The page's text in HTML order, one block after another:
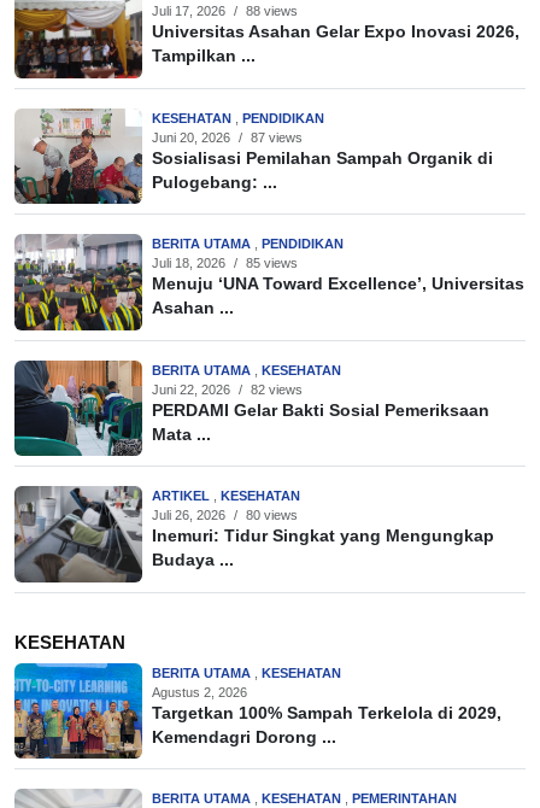
Juli 17, 2026 / 88 views
Universitas Asahan Gelar Expo Inovasi 2026,
Tampilkan ...
KESEHATAN
PENDIDIKAN
Juni 20, 2026 / 87 views
Sosialisasi Pemilahan Sampah Organik di
Pulogebang: ...
BERITA UTAMA
PENDIDIKAN
Juli 18, 2026 / 85 views
Menuju ‘UNA Toward Excellence’, Universitas
Asahan ...
BERITA UTAMA
KESEHATAN
Juni 22, 2026 / 82 views
PERDAMI Gelar Bakti Sosial Pemeriksaan
Mata ...
ARTIKEL
KESEHATAN
Juli 26, 2026 / 80 views
Inemuri: Tidur Singkat yang Mengungkap
Budaya ...
KESEHATAN
BERITA UTAMA
KESEHATAN
Agustus 2, 2026
Targetkan 100% Sampah Terkelola di 2029,
Kemendagri Dorong ...
BERITA UTAMA KESEHATAN
PEMERINTAHAN